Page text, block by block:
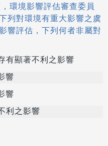
環境影響評估審查委員
列對環境有重大影響之虞
響評估，下列何者非屬對
有顯著不利之影響
響
響
利之影響